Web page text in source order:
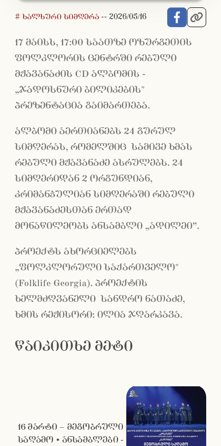
# ხალხური სიმღერა -- 2026/05/16
17 მაისს, 17:00 საათზე ოზურგეთის
ფოლკლორის ცენტრში რებული
მჟავანაძის CD ალბომის -
„ჯადოსნური ბილიკების"
პრეზენტაცია გაიმართება.
ალბომი აერთიანებს 24 გურულ
სიმღერას, რომელშიც სამივე ხმას
რებული მჟავანაძე ასრულებს. 24
სიმღერიდან 2 ორგუნდიან,
კრიმანჭულიან სიმღერაში რებული
მჟავანაძესთან ერთად
მონაწილეობს ანსამბლი „ადილეი”.
პროექტს ახორციელებს
„ფოლკლორული საქართველო"
(Folklife Georgia). პროექტის
ხელმძღვანელი სანდრო ნათაძე,
ხმის რეჟისორი: ილია ჯღარკავა.
წაიკითხე მეტი
16 მარტი – მეგობრული
საღამო • ანსამბლები -